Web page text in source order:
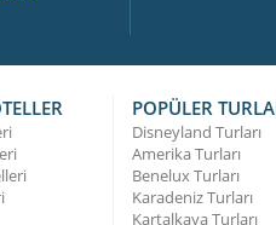
POPÜLER
Disneyland Turları
Amerika Turları
Benelux Turları
Karadeniz Turları
Kartalkaya Turları